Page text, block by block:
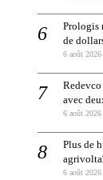
Prologis
de
6 août
avec
6 août
Plus de
6 août